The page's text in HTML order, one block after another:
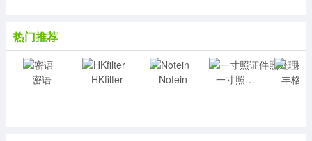
热门推荐
密语 HKfilter Notein 一寸照证件照处理工具